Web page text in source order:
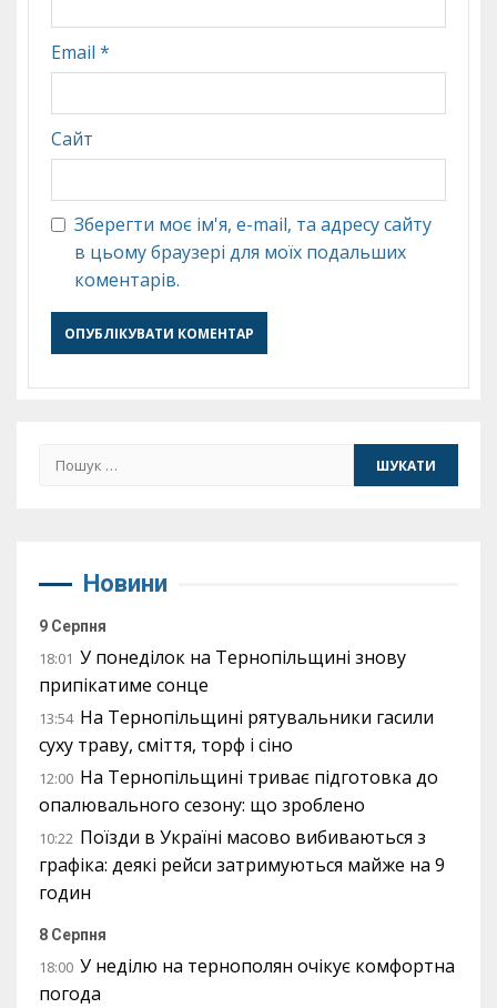
Email *
Сайт
Зберегти моє ім'я, e-mail, та адресу сайту
в цьому браузері для моїх подальших
коментарів.
Пошук:
Новини
9 Серпня
18:01 У понеділок на Тернопільщині знову
припікатиме сонце
13:54 На Тернопільщині рятувальники гасили
суху траву, сміття, торф і сіно
12:00 На Тернопільщині триває підготовка до
опалювального сезону: що зроблено
10:22 Поїзди в Україні масово вибиваються з
графіка: деякі рейси затримуються майже на 9
годин
8 Серпня
18:00 У неділю на тернополян очікує комфортна
погода